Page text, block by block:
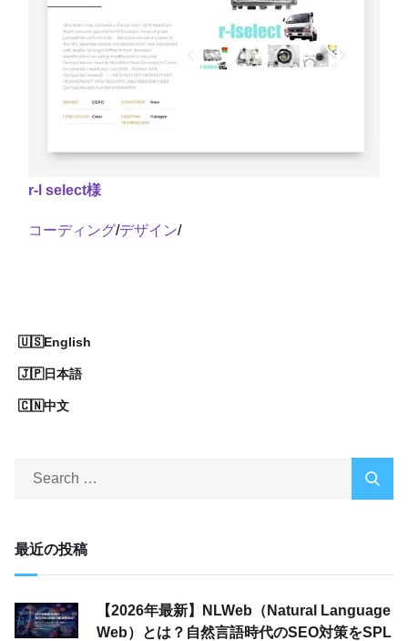
r-l select様
コーディング/デザイン/
English
日本語
中文
最近の投稿
【2026年最新】NLWeb（Natural Language
Web）とは？自然言語時代のSEO対策をSPL